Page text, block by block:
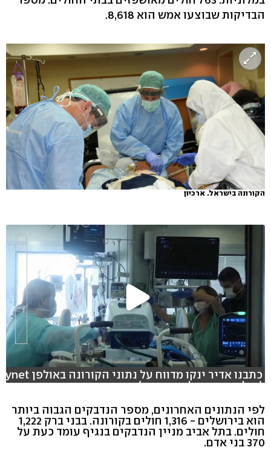
הבדיקות שבוצעו אמש הוא 8,618.
הקורונה בישראל. ארכיון
כתבנו אדיר ינקו מדווח על נתוני הקורונה באולפן ynet
(צילום: חגי דקל, ירון ברנר)
לפי הנתונים האחרונים, מספר הנדבקים הגבוה ביותר
הוא בירושלים - 1,316 חולים בקורונה. בבני ברק 1,222
חולים. בתל אביב מניין הנדבקים בנגיף עומד כעת על
370 בני אדם.